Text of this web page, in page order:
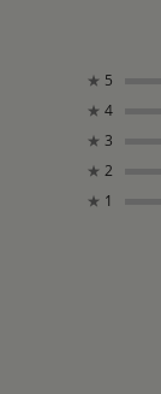
★ 5
★ 4
★ 3
★ 2
★ 1